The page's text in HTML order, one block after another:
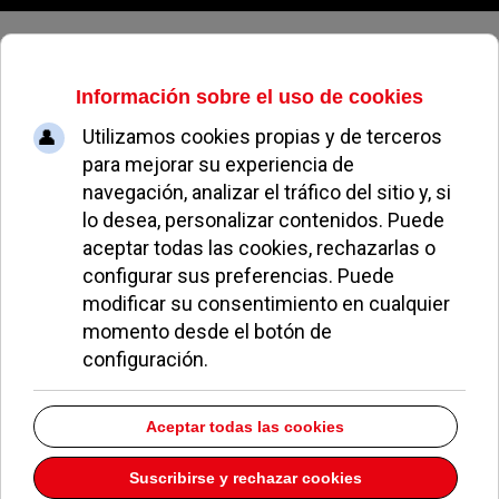
Viernes, 07 de agosto de 2026
Archivo Mensual
volver a archivo mensual
2018
Welcome to our Archives page. On this page you will find totaly
our articles broken down into Months and Years.